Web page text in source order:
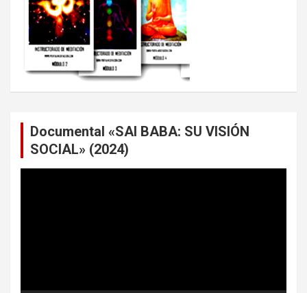
Documental «SAI BABA: SU VISIÓN
SOCIAL» (2024)